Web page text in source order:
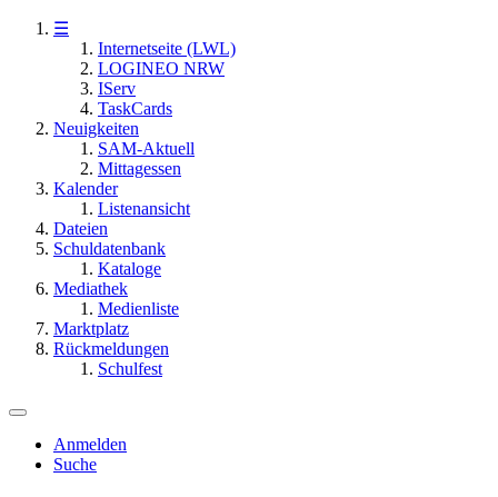
☰
Internetseite (LWL)
LOGINEO NRW
IServ
TaskCards
Neuigkeiten
SAM-Aktuell
Mittagessen
Kalender
Listenansicht
Dateien
Schuldatenbank
Kataloge
Mediathek
Medienliste
Marktplatz
Rückmeldungen
Schulfest
Anmelden
Suche